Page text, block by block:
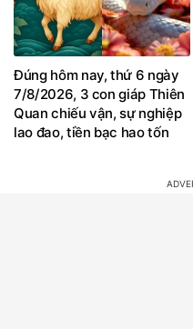
Đúng hôm nay, thứ 6 ngày
7/8/2026, 3 con giáp Thiên
Quan chiếu vận, sự nghiệp
lao đao, tiền bạc hao tốn